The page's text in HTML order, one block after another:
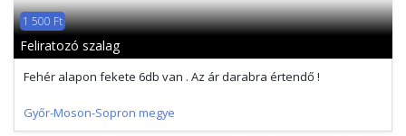
1 500 Ft
Feliratozó szalag
Fehér alapon fekete 6db van . Az ár darabra értendő !
Győr-Moson-Sopron megye